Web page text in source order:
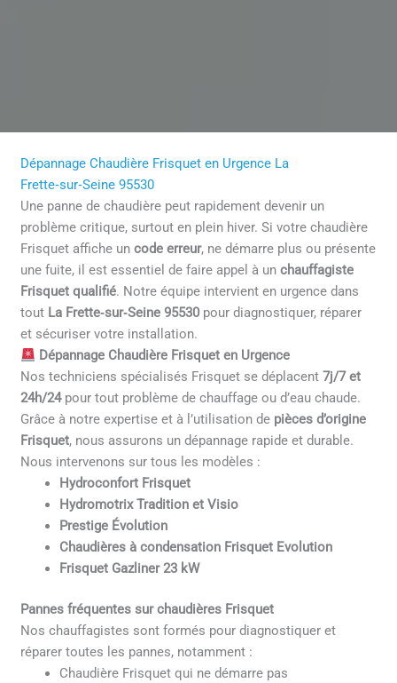
Dépannage Chaudière Frisquet en Urgence La
Frette‑sur‑Seine 95530
Une panne de chaudière peut rapidement devenir un
problème critique, surtout en plein hiver. Si votre chaudière
Frisquet affiche uncode erreur, ne démarre plus ou présente
une fuite, il est essentiel de faire appel à unchauffagiste
Frisquet qualifié. Notre équipe intervient en urgence dans
tout La Frette‑sur‑Seine 95530 pour diagnostiquer, réparer
et sécuriser votre installation.
Dépannage Chaudière Frisquet en Urgence
Nos techniciens spécialisés Frisquet se déplacent7j/7 et
24h/24pour tout problème de chauffage ou d’eau chaude.
Grâce à notre expertise et à l’utilisation de pièces d’origine
Frisquet, nous assurons un dépannage rapide et durable.
Nous intervenons sur tous les modèles :
Hydroconfort Frisquet
Hydromotrix Tradition et Visio
Prestige Évolution
Chaudières à condensation Frisquet Evolution
Frisquet Gazliner 23 kW
Pannes fréquentes sur chaudières Frisquet
Nos chauffagistes sont formés pour diagnostiquer et
réparer toutes les pannes, notamment :
Chaudière Frisquet qui ne démarre pas